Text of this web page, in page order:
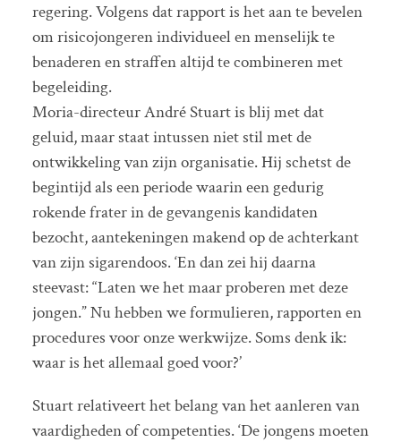
regering. Volgens dat rapport is het aan te bevelen
om risicojongeren individueel en menselijk te
benaderen en straffen altijd te combineren met
begeleiding.
Moria-directeur André Stuart is blij met dat
geluid, maar staat intussen niet stil met de
ontwikkeling van zijn organisatie. Hij schetst de
begintijd als een periode waarin een gedurig
rokende frater in de gevangenis kandidaten
bezocht, aantekeningen makend op de achterkant
van zijn sigarendoos. ‘En dan zei hij daarna
steevast: “Laten we het maar proberen met deze
jongen.” Nu hebben we formulieren, rapporten en
procedures voor onze werkwijze. Soms denk ik:
waar is het allemaal goed voor?’
Stuart relativeert het belang van het aanleren van
vaardigheden of competenties. ‘De jongens moeten